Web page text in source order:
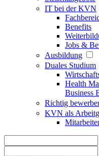
IT bei der KVN
Benefits
Jobs &
Ausbildung
Duales Studium
Health
Business
Richtig
KVN als